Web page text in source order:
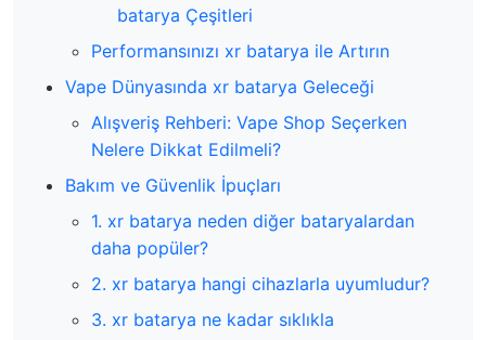
batarya Çeşitleri
Performansınızı xr batarya ile Artırın
Vape Dünyasında xr batarya Geleceği
Alışveriş Rehberi: Vape Shop Seçerken
Nelere Dikkat Edilmeli?
Bakım ve Güvenlik İpuçları
1. xr batarya neden diğer bataryalardan
daha popüler?
2. xr batarya hangi cihazlarla uyumludur?
3. xr batarya ne kadar sıklıkla